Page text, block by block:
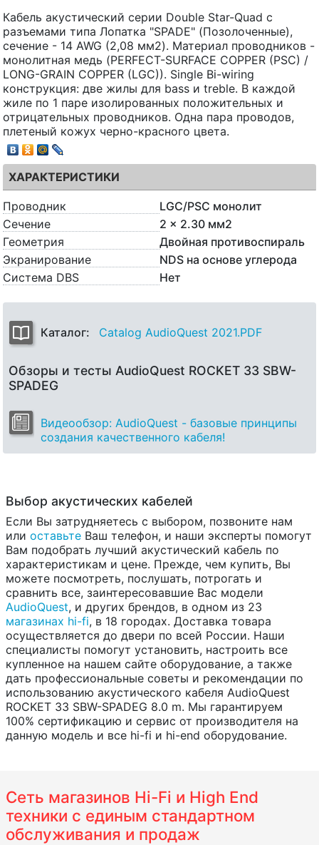
Кабель акустический серии Double Star-Quad с
разъемами типа Лопатка "SPADE" (Позолоченные),
сечение - 14 AWG (2,08 мм2). Материал проводников -
монолитная медь (PERFECT-SURFACE COPPER (PSC) /
LONG-GRAIN COPPER (LGC)). Single Bi-wiring
конструкция: две жилы для bass и treble. В каждой
жиле по 1 паре изолированных положительных и
отрицательных проводников. Одна пара проводов,
плетеный кожух черно-красного цвета.
ХАРАКТЕРИСТИКИ
Проводник
LGC/PSC монолит
Сечение
2 x 2.30 мм2
Геометрия
Двойная противоспираль
Экранирование
NDS на основе углерода
Система DBS
Нет
Каталог: Catalog AudioQuest 2021.PDF
Обзоры и тесты AudioQuest ROCKET 33 SBW-
SPADEG
Видеообзор: AudioQuest - базовые принципы
создания качественного кабеля!
Выбор акустических кабелей
Если Вы затрудняетесь с выбором, позвоните нам
или оставьте Ваш телефон, и наши эксперты помогут
Вам подобрать лучший акустический кабель по
характеристикам и цене. Прежде, чем купить, Вы
можете посмотреть, послушать, потрогать и
сравнить все, заинтересовавшие Вас модели
AudioQuest, и других брендов, в одном из 23
магазинах hi-fi, в 18 городах. Доставка товара
осуществляется до двери по всей России. Наши
специалисты помогут установить, настроить все
купленное на нашем сайте оборудование, а также
дать профессиональные советы и рекомендации по
использованию акустического кабеля AudioQuest
ROCKET 33 SBW-SPADEG 8.0 m. Мы гарантируем
100% сертификацию и сервис от производителя на
данную модель и все hi-fi и hi-end оборудование.
Сеть магазинов Hi-Fi и High End
техники с единым стандартном
обслуживания и продаж